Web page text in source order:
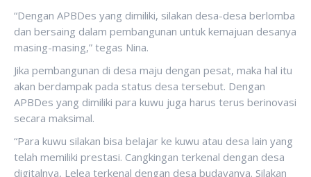
“Dengan APBDes yang dimiliki, silakan desa-desa berlomba
dan bersaing dalam pembangunan untuk kemajuan desanya
masing-masing,” tegas Nina.
Jika pembangunan di desa maju dengan pesat, maka hal itu
akan berdampak pada status desa tersebut. Dengan
APBDes yang dimiliki para kuwu juga harus terus berinovasi
secara maksimal.
“Para kuwu silakan bisa belajar ke kuwu atau desa lain yang
telah memiliki prestasi. Cangkingan terkenal dengan desa
digitalnya, Lelea terkenal dengan desa budayanya. Silakan